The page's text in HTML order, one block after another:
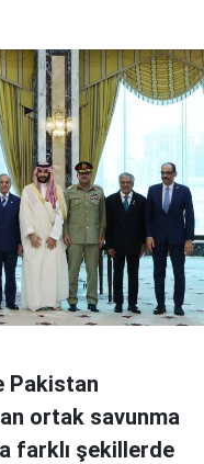
Pakistan
ortak savunma
farklı şekillerde